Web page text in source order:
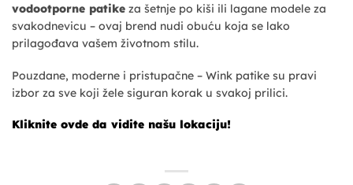
vodootporne patike za šetnje po kiši ili lagane modele za
svakodnevicu – ovaj brend nudi obuću koja se lako
prilagođava vašem životnom stilu.
Pouzdane, moderne i pristupačne – Wink patike su pravi
izbor za sve koji žele siguran korak u svakoj prilici.
Kliknite ovde da vidite našu lokaciju!